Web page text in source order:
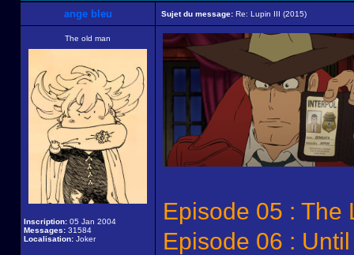
ange bleu Sujet du message: Re: Lupin III (2015)
The old man
Inscription: 05 Jan 2004
Messages: 31584
Localisation: Joker
Episode 05 : The
Episode 06 :